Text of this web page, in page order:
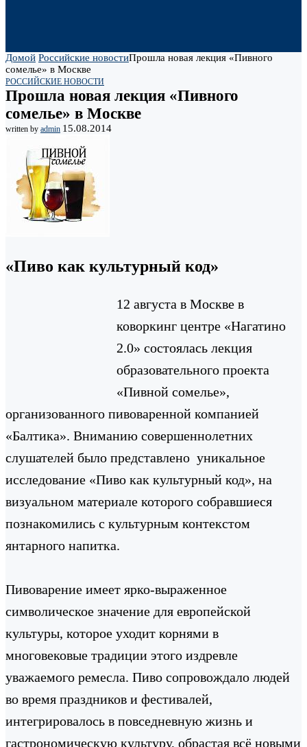
Домой Российские новостиПрошла новая лекция «Пивного
сомелье» в Москве
РОССИЙСКИЕ НОВОСТИ
Прошла новая лекция «Пивного
сомелье» в Москве
written by admin 15.08.2014
«Пиво как культурный код»
12 августа в Москве в
коворкинг центре «Нагатино
2.0» состоялась лекция
образовательного проекта
«Пивной сомелье»,
организованного пивоваренной компанией
«Балтика». Вниманию совершеннолетних
слушателей было представлено уникальное
исследование «Пиво как культурный код», на
визуальном материале которого собравшиеся
познакомились с культурным контекстом
янтарного напитка.
Пивоварение имеет ярко-выраженное
символическое значение для европейской
культуры, которое уходит корнями в
многовековые традиции этого издревле
уважаемого ремесла. Пиво сопровождало людей
во время праздников и фестивалей,
интегрировалось в повседневную жизнь и
гастрономическую культуру, обрастая всё новыми